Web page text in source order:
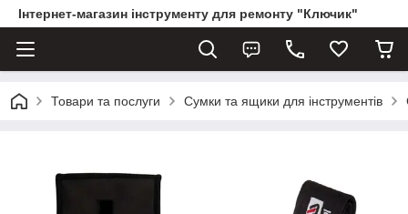
Інтернет-магазин інструменту для ремонту "Ключик"
Товари та послуги Сумки та ящики для інструментів